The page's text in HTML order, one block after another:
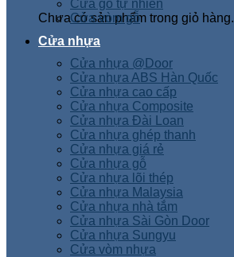
Chưa có sản phẩm trong giỏ hàng.
Cửa gỗ tự nhiên
Cửa vòm gỗ
Cửa nhựa
Cửa nhựa @Door
Cửa nhựa ABS Hàn Quốc
Cửa nhựa cao cấp
Cửa nhựa Composite
Cửa nhựa Đài Loan
Cửa nhựa ghép thanh
Cửa nhựa giá rẻ
Cửa nhựa gỗ
Cửa nhựa lõi thép
Cửa nhựa Malaysia
Cửa nhựa nhà tắm
Cửa nhựa Sài Gòn Door
Cửa nhựa Sungyu
Cửa vòm nhựa